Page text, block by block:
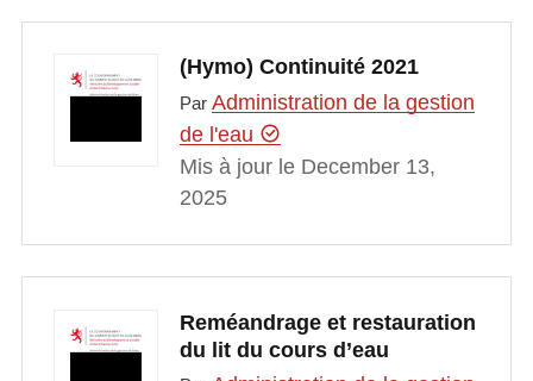
(Hymo) Continuité 2021
Par Administration de la gestion
de l'eau
Mis à jour le December 13,
2025
Reméandrage et restauration
du lit du cours d’eau